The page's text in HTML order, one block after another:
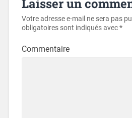
Laisser un
Votre adresse e-mail ne sera pas
obligatoires sont indiqués avec*
Commentaire